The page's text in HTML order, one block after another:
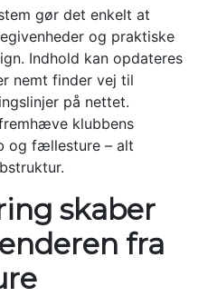
gør det enkelt at
og praktiske
Indhold kan opdateres
nemt finder vej til
på nettet.
klubbens
og fællesture – alt
skaber
fra